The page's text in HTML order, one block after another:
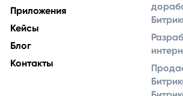
Приложения
Кейсы
Блог
Контакты